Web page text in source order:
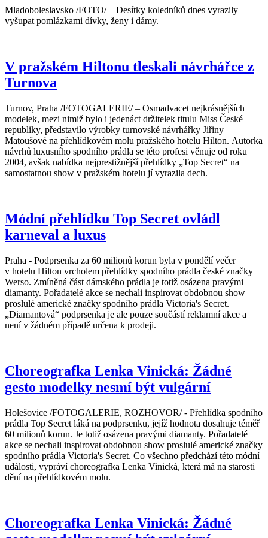
Mladoboleslavsko /FOTO/ – Desítky koledníků dnes vyrazily
vyšupat pomlázkami dívky, ženy i dámy.
V pražském Hiltonu tleskali návrhářce z
Turnova
Turnov, Praha /FOTOGALERIE/ – Osmadvacet nejkrásnějších
modelek, mezi nimiž bylo i jedenáct držitelek titulu Miss České
republiky, představilo výrobky turnovské návrhářky Jiřiny
Matoušové na přehlídkovém molu pražského hotelu Hilton. Autorka
návrhů luxusního spodního prádla se této profesi věnuje od roku
2004, avšak nabídka nejprestižnější přehlídky „Top Secret“ na
samostatnou show v pražském hotelu jí vyrazila dech.
Módní přehlídku Top Secret ovládl
karneval a luxus
Praha - Podprsenka za 60 milionů korun byla v pondělí večer
v hotelu Hilton vrcholem přehlídky spodního prádla české značky
Werso. Zmíněná část dámského prádla je totiž osázena pravými
diamanty. Pořadatelé akce se nechali inspirovat obdobnou show
proslulé americké značky spodního prádla Victoria's Secret.
„Diamantová“ podprsenka je ale pouze součástí reklamní akce a
není v žádném případě určena k prodeji.
Choreografka Lenka Vinická: Žádné
gesto modelky nesmí být vulgární
Holešovice /FOTOGALERIE, ROZHOVOR/ - Přehlídka spodního
prádla Top Secret láká na podprsenku, jejíž hodnota dosahuje téměř
60 milionů korun. Je totiž osázena pravými diamanty. Pořadatelé
akce se nechali inspirovat obdobnou show proslulé americké značky
spodního prádla Victoria's Secret. Co všechno předchází této módní
události, vypráví choreografka Lenka Vinická, která má na starosti
dění na přehlídkovém molu.
Choreografka Lenka Vinická: Žádné